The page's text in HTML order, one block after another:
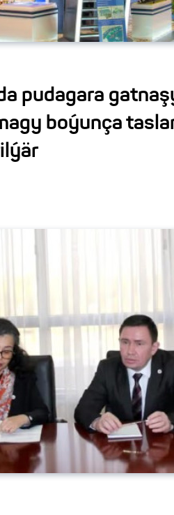
pudagara
boýunça